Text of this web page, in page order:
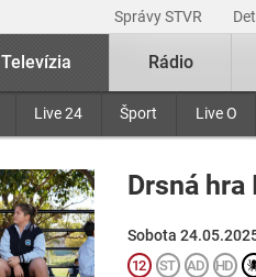
Správy STVR
Televízia
Live 24 Šport Live O
Rádio
Drsná hra
Sobota